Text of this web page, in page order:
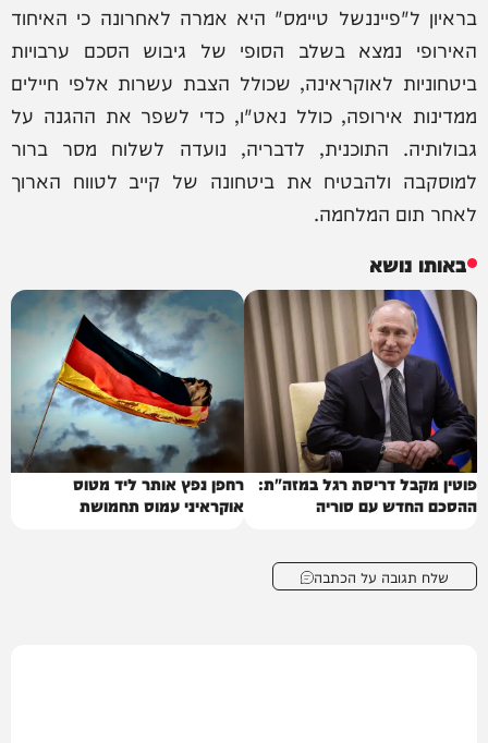
בראיון ל"פייננשל טיימס" היא אמרה לאחרונה כי האיחוד
האירופי נמצא בשלב הסופי של גיבוש הסכם ערבויות
ביטחוניות לאוקראינה, שכולל הצבת עשרות אלפי חיילים
ממדינות אירופה, כולל נאט"ו, כדי לשפר את ההגנה על
גבולותיה. התוכנית, לדבריה, נועדה לשלוח מסר ברור
למוסקבה ולהבטיח את ביטחונה של קייב לטווח הארוך
לאחר תום המלחמה.
באותו נושא
פוטין מקבל דריסת רגל במזה"ת:
ההסכם החדש עם סוריה
רחפן נפץ אותר ליד מטוס
אוקראיני עמוס תחמושת
שלח תגובה על הכתבה